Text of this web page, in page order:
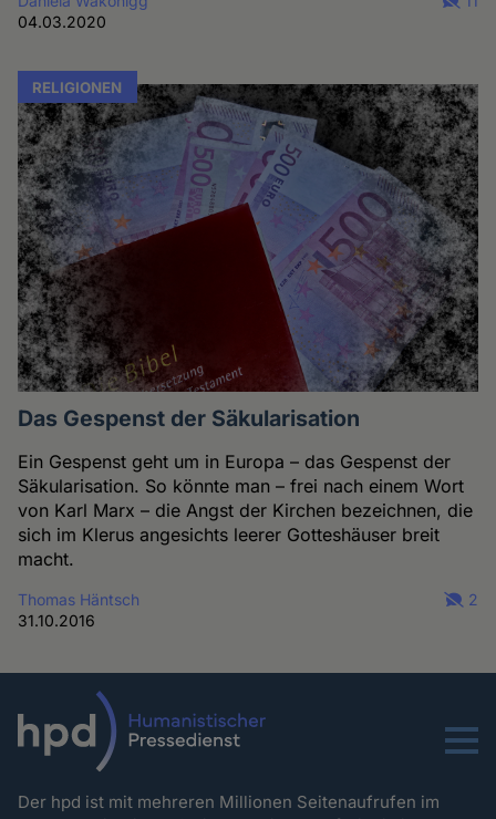
04.03.2020
RELIGIONEN
Das Gespenst der Säkularisation
Ein Gespenst geht um in Europa – das Gespenst der
Säkularisation. So könnte man – frei nach einem Wort
von Karl Marx – die Angst der Kirchen bezeichnen, die
sich im Klerus angesichts leerer Gotteshäuser breit
macht.
Thomas Häntsch
31.10.2016
2
Menu
Der hpd ist mit mehreren Millionen Seitenaufrufen im